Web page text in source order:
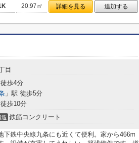
20.97㎡ 詳細を見る 追加する
目
徒歩4分
」駅 徒歩5分
徒歩10分
造 鉄筋コンクリート
下鉄中央線九条にも近くて便利。家から466m